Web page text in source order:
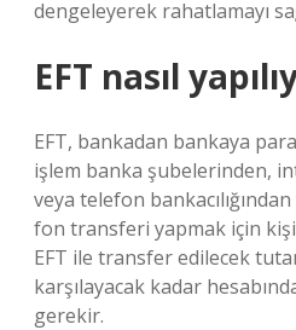
dengeleyerek rahatlamayı
EFT nasıl
EFT, bankadan bankaya
işlem banka şubelerinden,
veya telefon
fon transferi yapmak için
EFT ile transfer edilecek
karşılayacak kadar
gerekir.